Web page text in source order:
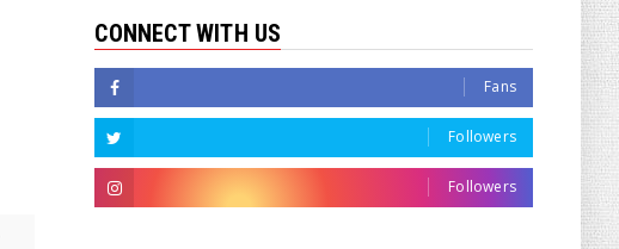
CONNECT WITH US
Fans
Followers
Followers